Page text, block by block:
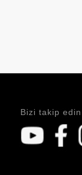
Bizi takip edin